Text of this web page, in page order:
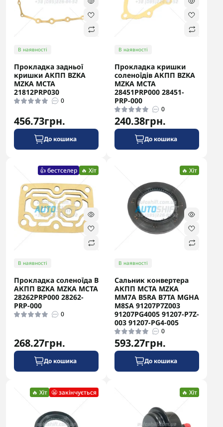
В наявності
Прокладка задньої
кришки АКПП BZKA
MZKA MCTA
21812PRP030
0
456.73грн.
До кошика
В наявності
Прокладка кришки
соленоїдів АКПП BZKA
MZKA MCTA
28451PRP000 28451-
PRP-000
0
240.38грн.
До кошика
👍 бестселер 🔥 Хіт
В наявності
Прокладка соленоїда B
АКПП BZKA MZKA MCTA
28262PRP000 28262-
PRP-000
0
268.27грн.
До кошика
🔥 Хіт
В наявності
Сальник конвертера
АКПП MCTA MZKA
MM7A B5RA B7TA MGHA
M8SA 91207P7Z003
91207PG4005 91207-P7Z-
003 91207-PG4-005
0
593.27грн.
До кошика
🔥 Хіт 😬 закінчується 🔥 Хіт